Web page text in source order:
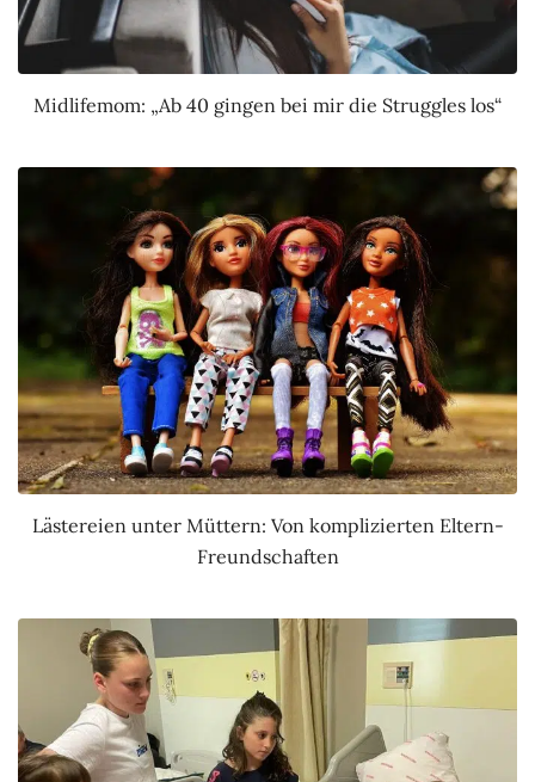
Midlifemom: „Ab 40 gingen bei mir die Struggles los“
Lästereien unter Müttern: Von komplizierten Eltern-
Freundschaften